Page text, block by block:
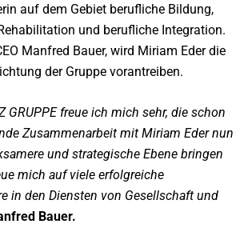
auf dem Gebiet berufliche Bildung,
und berufliche Integration.
Manfred Bauer, wird Miriam Eder die
der Gruppe vorantreiben.
GRUPPE freue ich mich sehr, die schon
Zusammenarbeit mit Miriam Eder nun
und strategische Ebene bringen
mich auf viele erfolgreiche
in den Diensten von Gesellschaft und
Bauer.